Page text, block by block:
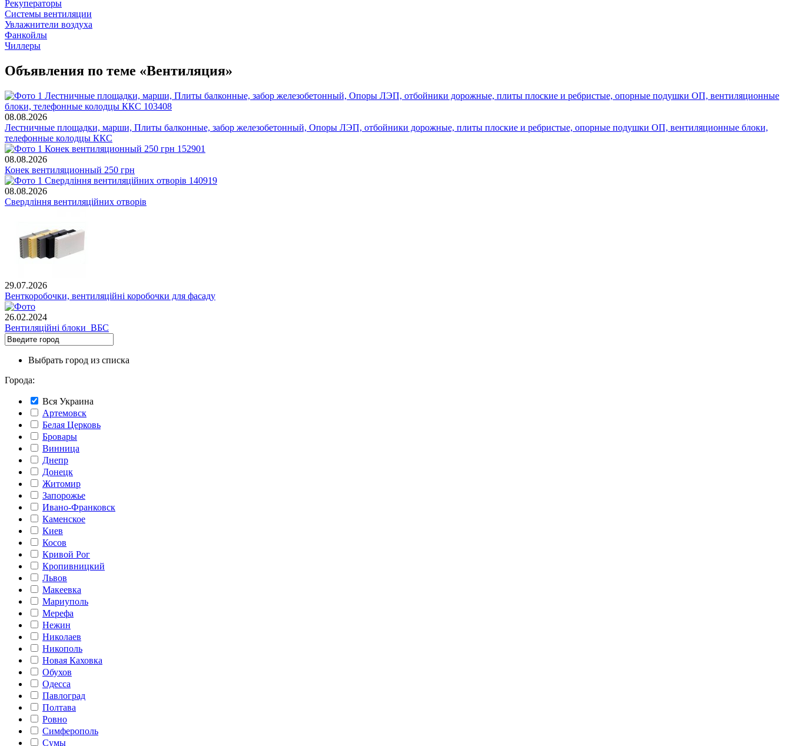
Рекуператоры
Системы вентиляции
Увлажнители воздуха
Фанкойлы
Чиллеры
Объявления по теме «Вентиляция»
08.08.2026
Лестничные площадки, марши, Плиты балконные, забор железобетонный, Опоры ЛЭП, отбойники дорожные, плиты плоские и ребристые, опорные подушки ОП, вентиляционные блоки,
телефонные колодцы ККС
08.08.2026
Конек вентиляционный 250 грн
08.08.2026
Свердління вентиляційних отворів
29.07.2026
Венткоробочки, вентиляційні коробочки для фасаду
26.02.2024
Вентиляційні блоки ВБС
Выбрать город из списка
Города:
Вся Украина
Артемовск
Белая Церковь
Бровары
Винница
Днепр
Донецк
Житомир
Запорожье
Ивано-Франковск
Каменское
Киев
Косов
Кривой Рог
Кропивницкий
Львов
Макеевка
Мариуполь
Мерефа
Нежин
Николаев
Никополь
Новая Каховка
Обухов
Одесса
Павлоград
Полтава
Ровно
Симферополь
Сумы